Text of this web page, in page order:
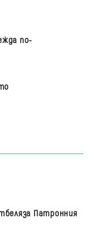
по-
Патронния